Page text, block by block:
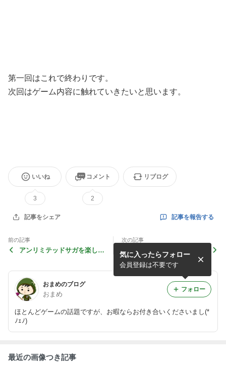
第一回はこれで終わりです。
次回はゲーム内容に触れていきたいと思います。
いいね
3
コメント
2
リブログ
記事をシェア 記事を報告する
前の記事
アンリミテッドサガを楽しむ
次の記事
おまめのブログ
おまめ
ほとんどゲームの話題ですが、お暇ならお付き合いくださいまし(*
ﾉｪﾉ)
気に入ったらフォロー
会員登録は不要です
フォロー
最近の画像つき記事